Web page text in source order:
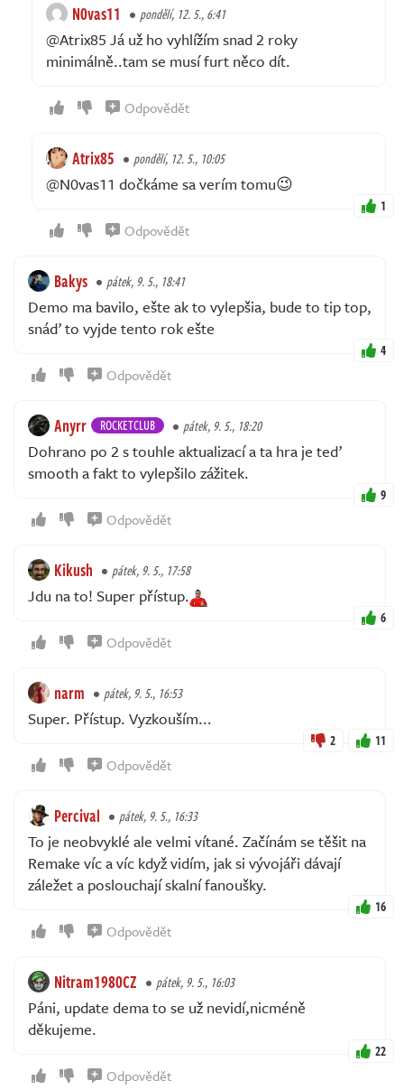
N0vas11 pondělí, 12. 5., 6:41
@Atrix85 Já už ho vyhlížím snad 2 roky
minimálně..tam se musí furt něco dít.
Odpovědět
Atrix85 pondělí, 12. 5., 10:05
@N0vas11 dočkáme sa verím tomu😉
1
Odpovědět
Bakys pátek, 9. 5., 18:41
Demo ma bavilo, ešte ak to vylepšia, bude to tip top,
snáď to vyjde tento rok ešte
4
Odpovědět
Anyrr ROCKETCLUB pátek, 9. 5., 18:20
Dohrano po 2 s touhle aktualizací a ta hra je teď
smooth a fakt to vylepšilo zážitek.
9
Odpovědět
Kikush pátek, 9. 5., 17:58
Jdu na to! Super přístup.
6
Odpovědět
narm pátek, 9. 5., 16:53
Super. Přístup. Vyzkouším...
2 11
Odpovědět
Percival pátek, 9. 5., 16:33
To je neobvyklé ale velmi vítané. Začínám se těšit na
Remake víc a víc když vidím, jak si vývojáři dávají
záležet a poslouchají skalní fanoušky.
16
Odpovědět
Nitram1980CZ pátek, 9. 5., 16:03
Páni, update dema to se už nevidí,nicméně
děkujeme.
22
Odpovědět